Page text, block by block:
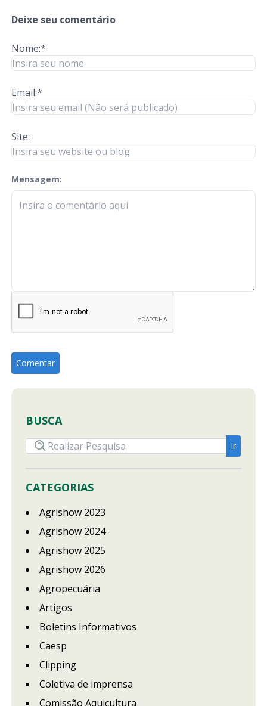
Deixe seu comentário
Nome:*
Email:*
Site:
Mensagem:
check-terms
BUSCA
CATEGORIAS
Agrishow 2023
Agrishow 2024
Agrishow 2025
Agrishow 2026
Agropecuária
Artigos
Boletins Informativos
Caesp
Clipping
Coletiva de imprensa
Comissão Aquicultura